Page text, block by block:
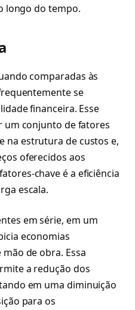
longo do tempo.
comparadas às
se
financeira. Esse
conjunto de fatores
na estrutura de custos e,
oferecidos aos
chave é a eficiência
escala.
em série, em um
economias
de obra. Essa
a redução dos
em uma diminuição
para os